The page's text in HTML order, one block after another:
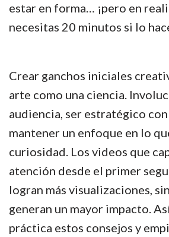
estar en forma… ¡pero en
necesitas 20 minutos si lo
Crear ganchos iniciales
arte como una ciencia.
audiencia, ser estratégico
mantener un enfoque en lo
curiosidad. Los videos que
atención desde el primer
logran más visualizaciones,
generan un mayor impacto.
práctica estos consejos y